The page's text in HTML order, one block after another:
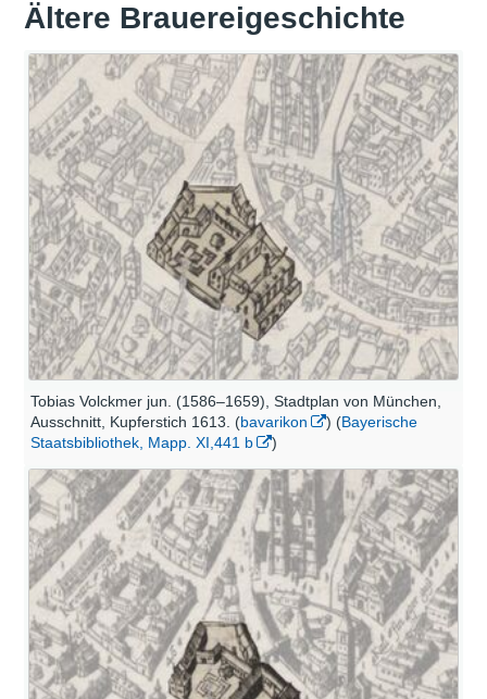
Ältere Brauereigeschichte
Tobias Volckmer jun. (1586–1659), Stadtplan von München,
Ausschnitt, Kupferstich 1613. (bavarikon ) (Bayerische
Staatsbibliothek, Mapp. XI,441 b
)